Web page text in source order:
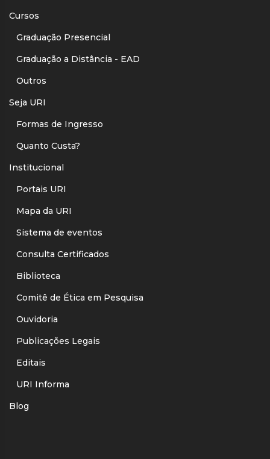
Cursos
Graduação Presencial
Graduação a Distância - EAD
Outros
Seja URI
Formas de Ingresso
Quanto Custa?
Institucional
Portais URI
Mapa da URI
Sistema de eventos
Consulta Certificados
Biblioteca
Comitê de Ética em Pesquisa
Ouvidoria
Publicações Legais
Editais
URI Informa
Blog